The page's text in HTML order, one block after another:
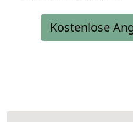
Kostenlose